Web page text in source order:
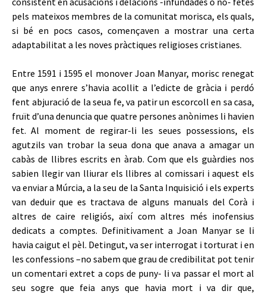
pels mateixos membres de la comunitat morisca, els quals,
si bé en pocs casos, començaven a mostrar una certa
adaptabilitat a les noves pràctiques religioses cristianes.
Entre 1591 i 1595 el monover Joan Manyar, morisc renegat
que anys enrere s’havia acollit a l’edicte de gràcia i perdó
fent abjuració de la seua fe, va patir un escorcoll en sa casa,
fruït d’una denuncia que quatre persones anònimes li havien
fet. Al moment de regirar-li les seues possessions, els
agutzils van trobar la seua dona que anava a amagar un
cabàs de llibres escrits en àrab. Com que els guàrdies nos
sabien llegir van lliurar els llibres al comissari i aquest els
va enviar a Múrcia, a la seu de la Santa Inquisició i els experts
van deduir que es tractava de alguns manuals del Corà i
altres de caire religiós, així com altres més inofensius
dedicats a comptes. Definitivament a Joan Manyar se li
havia caigut el pèl. Detingut, va ser interrogat i torturat i en
les confessions –no sabem que grau de credibilitat pot tenir
un comentari extret a cops de puny- li va passar el mort al
seu sogre que feia anys que havia mort i va dir que,